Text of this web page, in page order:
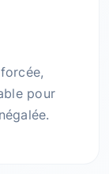
pour